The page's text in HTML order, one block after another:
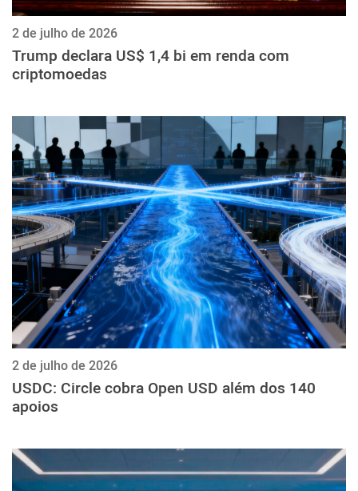
2 de julho de 2026
Trump declara US$ 1,4 bi em renda com
criptomoedas
2 de julho de 2026
USDC: Circle cobra Open USD além dos 140
apoios